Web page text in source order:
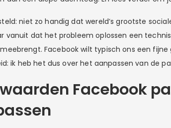
niet zo handig dat wereld’s grootste
vanuit dat het probleem oplossen een
Facebook wilt typisch ons een fijne
ik heb het dus over het aanpassen van de
Facebook